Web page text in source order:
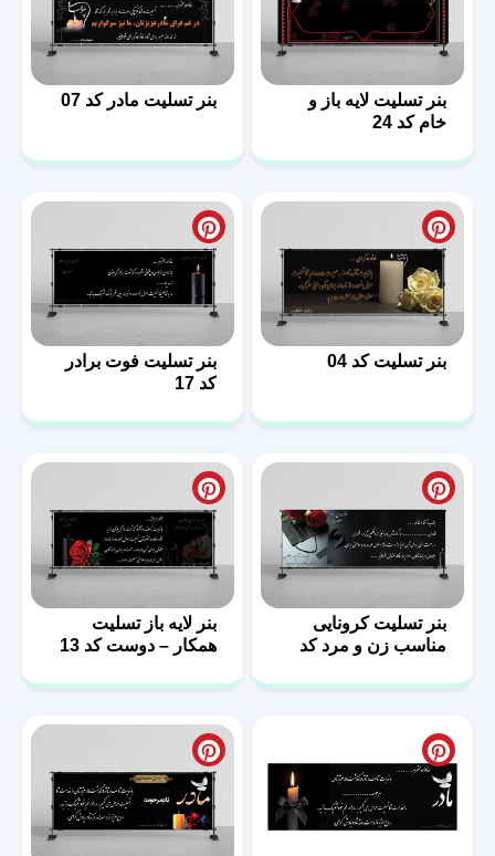
بنر تسلیت لایه باز و
خام کد 24
بنر تسلیت مادر کد 07
بنر تسلیت کد 04
بنر تسلیت فوت برادر
کد 17
بنر تسلیت کرونایی
مناسب زن و مرد کد
بنر لایه باز تسلیت
همکار – دوست کد 13